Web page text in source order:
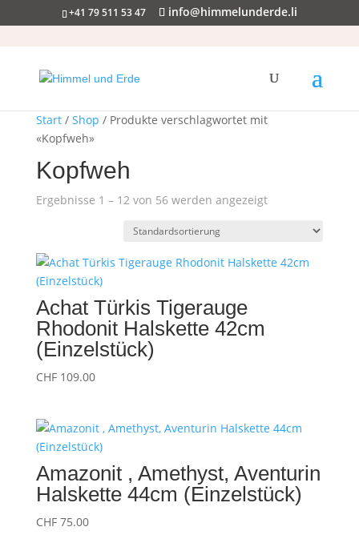
+41 79 511 53 47 info@himmelunderde.li
Start/ Shop / Produkte verschlagwortet mit
«Kopfweh»
Kopfweh
Ergebnisse 1 – 12 von 56 werden angezeigt
Achat Türkis Tigerauge
Rhodonit Halskette 42cm
(Einzelstück)
CHF109.00
Amazonit , Amethyst, Aventurin
Halskette 44cm (Einzelstück)
CHF75.00